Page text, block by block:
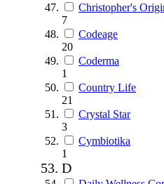
Christopher's
7
Codeage
20
Coderma
1
Country Life
21
Crystal Star
3
Cymbiotika
1
D